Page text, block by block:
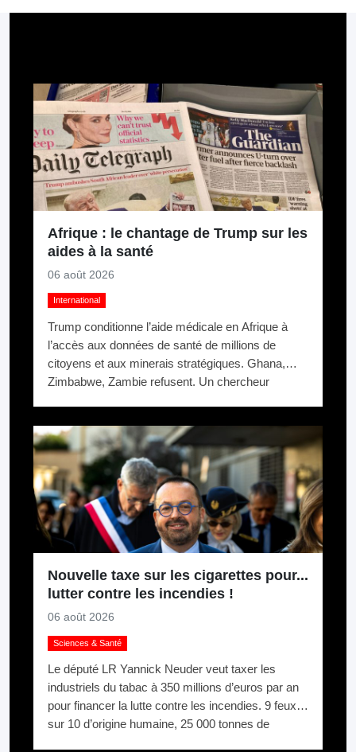
Afrique : le chantage de Trump sur les
aides à la santé
06 août 2026
International
Trump conditionne l’aide médicale en Afrique à
l’accès aux données de santé de millions de
citoyens et aux minerais stratégiques. Ghana,
Zimbabwe, Zambie refusent. Un chercheur
Nouvelle taxe sur les cigarettes pour...
lutter contre les incendies !
06 août 2026
Sciences & Santé
Le député LR Yannick Neuder veut taxer les
industriels du tabac à 350 millions d’euros par an
pour financer la lutte contre les incendies. 9 feux
sur 10 d’origine humaine, 25 000 tonnes de